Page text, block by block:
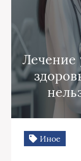
Лечение
Иное